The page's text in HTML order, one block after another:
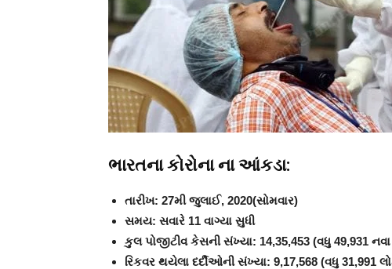
ભારતના કોરોના ના આંકડા:
તારીખ: 27મી જુલાઈ, 2020(સોમવાર)
સમય: સવારે 11 વાગ્યા સુધી
કુલ પોજીટીવ કેસની સંખ્યા: 14,35,453 (વધુ 49,931
રિકવર થયેલા દર્દીઓની સંખ્યા: 9,17,568 (વધુ 31,991